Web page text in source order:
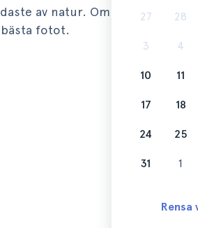
av natur. Ombord på
fotot.
27 28
3 4
10 11
17 18
24 25
31 1
Rensa